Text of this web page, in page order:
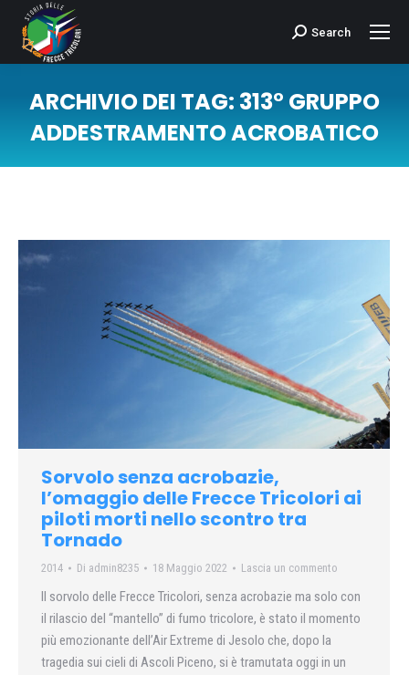
Cerca:Search
ARCHIVIO DEI TAG: 313° GRUPPO
ADDESTRAMENTO ACROBATICO
Sorvolo senza acrobazie,
l’omaggio delle Frecce Tricolori ai
piloti morti nello scontro tra
Tornado
2014 Di admin8235 18 Maggio 2022 Lascia un commento
Il sorvolo delle Frecce Tricolori, senza acrobazie ma solo con
il rilascio del “mantello” di fumo tricolore, è stato il momento
più emozionante dell’Air Extreme di Jesolo che, dopo la
tragedia sui cieli di Ascoli Piceno, si è tramutata oggi in un